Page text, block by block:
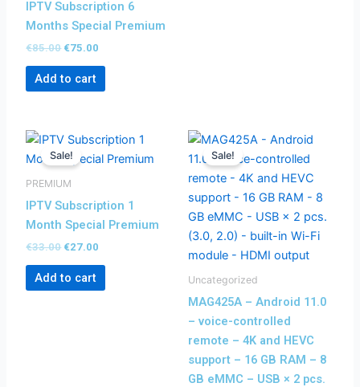
IPTV Subscription 6
Months Special Premium
€85.00 €75.00
Add to cart
Sale!
PREMIUM
IPTV Subscription 1
Month Special Premium
€33.00
Original
price
was:
€27.00
Current
price
is:
Add to cart
Sale!
Uncategorized
MAG425A – Android 11.0
– voice-controlled
remote – 4K and HEVC
support – 16 GB RAM – 8
GB eMMC – USB × 2 pcs.
Original
price
was:
€249.00.
Current
is:
€149.00.